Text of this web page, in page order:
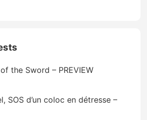
the Sword – PREVIEW
SOS d’un coloc en détresse –